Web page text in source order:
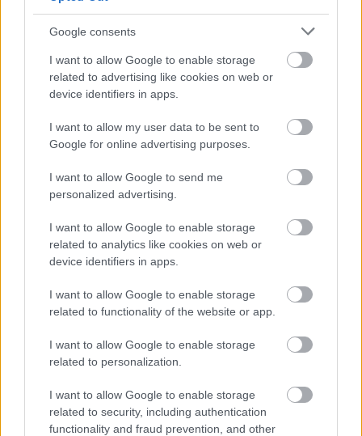
Google consents
I want to allow Google to enable storage
related to advertising like cookies on web or
device identifiers in apps.
I want to allow my user data to be sent to
Google for online advertising purposes.
I want to allow Google to send me
personalized advertising.
I want to allow Google to enable storage
related to analytics like cookies on web or
device identifiers in apps.
I want to allow Google to enable storage
related to functionality of the website or app.
I want to allow Google to enable storage
related to personalization.
I want to allow Google to enable storage
related to security, including authentication
functionality and fraud prevention, and other
KÁNIKULA-AKTUÁL: MEGHOSSZABBÍTOTTÁK A
HŐSÉGRIASZTÁST, A KÖVETKEZŐ 48 ÓRA LEHET A
SZEMPONTJÁBÓL, DE AZ UTOLSÓ PAKSI TURBINA
EGYELŐRE KITART
A Védelmi Munkacsoport szerint egyelőre stabil az ország
villamosenergia-rendszere, de továbbra is takarékosságra kérik
a lakosságot és a nagyfogyasztókat.